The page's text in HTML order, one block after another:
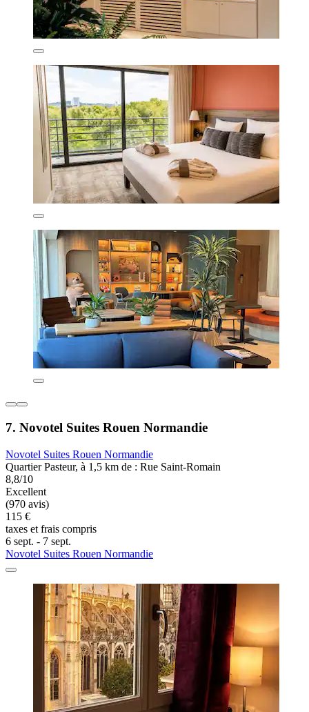
7. Novotel Suites Rouen Normandie
Novotel Suites Rouen Normandie
Quartier Pasteur, à 1,5 km de : Rue Saint-Romain
8,8/10
Excellent
(970 avis)
115 €
taxes et frais compris
6 sept. - 7 sept.
Novotel Suites Rouen Normandie